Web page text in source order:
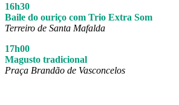
16h30
Baile do ouriço com Trio Extra Som
Terreiro de Santa Mafalda
17h00
Magusto tradicional
Praça Brandão de Vasconcelos